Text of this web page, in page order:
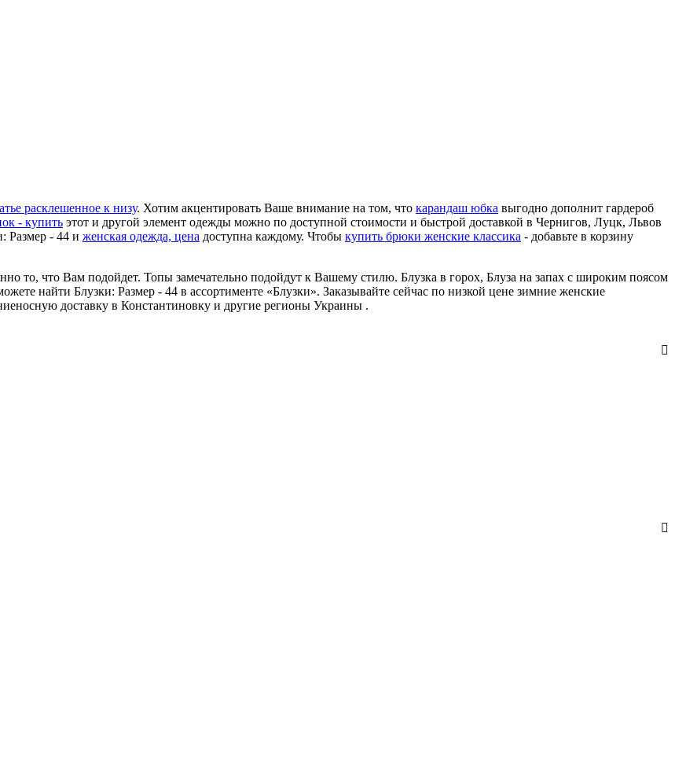
расклешенное к низу. Хотим акцентировать Ваше внимание на том, что карандаш юбка выгодно дополнит гардероб
- купить этот и другой элемент одежды можно по доступной стоимости и быстрой доставкой в Чернигов, Луцк, Львов
Размер - 44 и женская одежда, цена доступна каждому. Чтобы купить брюки женские классика - добавьте в корзину
то, что Вам подойдет. Топы замечательно подойдут к Вашему стилю. Блузка в горох, Блуза на запах с широким поясом
найти Блузки: Размер - 44 в ассортименте «Блузки». Заказывайте сейчас по низкой цене зимние женские
доставку в Константиновку и другие регионы Украины .